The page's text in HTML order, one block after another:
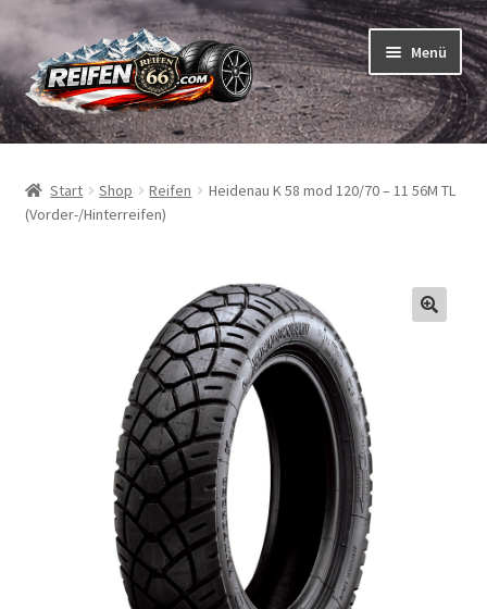
Zur
Navigation
springen
Zum
Inhalt
springen
Menü
Reifen
Schläuche
Start Shop Reifen
Heidenau K 58 mod 120/70 – 11 56M TL
(Vorder-/Hinterreifen)